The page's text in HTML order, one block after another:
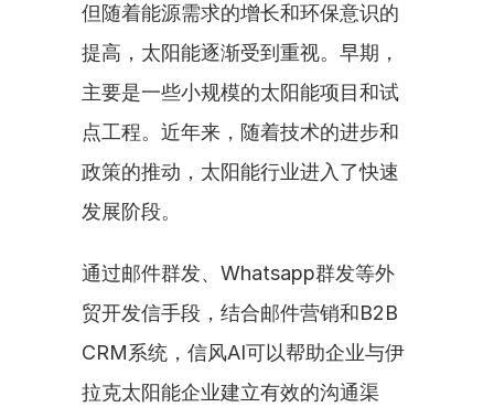
但随着能源需求的增长和环保意识的
提高，太阳能逐渐受到重视。早期，
主要是一些小规模的太阳能项目和试
点工程。近年来，随着技术的进步和
政策的推动，太阳能行业进入了快速
发展阶段。
通过邮件群发、Whatsapp群发等外
贸开发信手段，结合邮件营销和B2B
CRM系统，信风AI可以帮助企业与伊
拉克太阳能企业建立有效的沟通渠